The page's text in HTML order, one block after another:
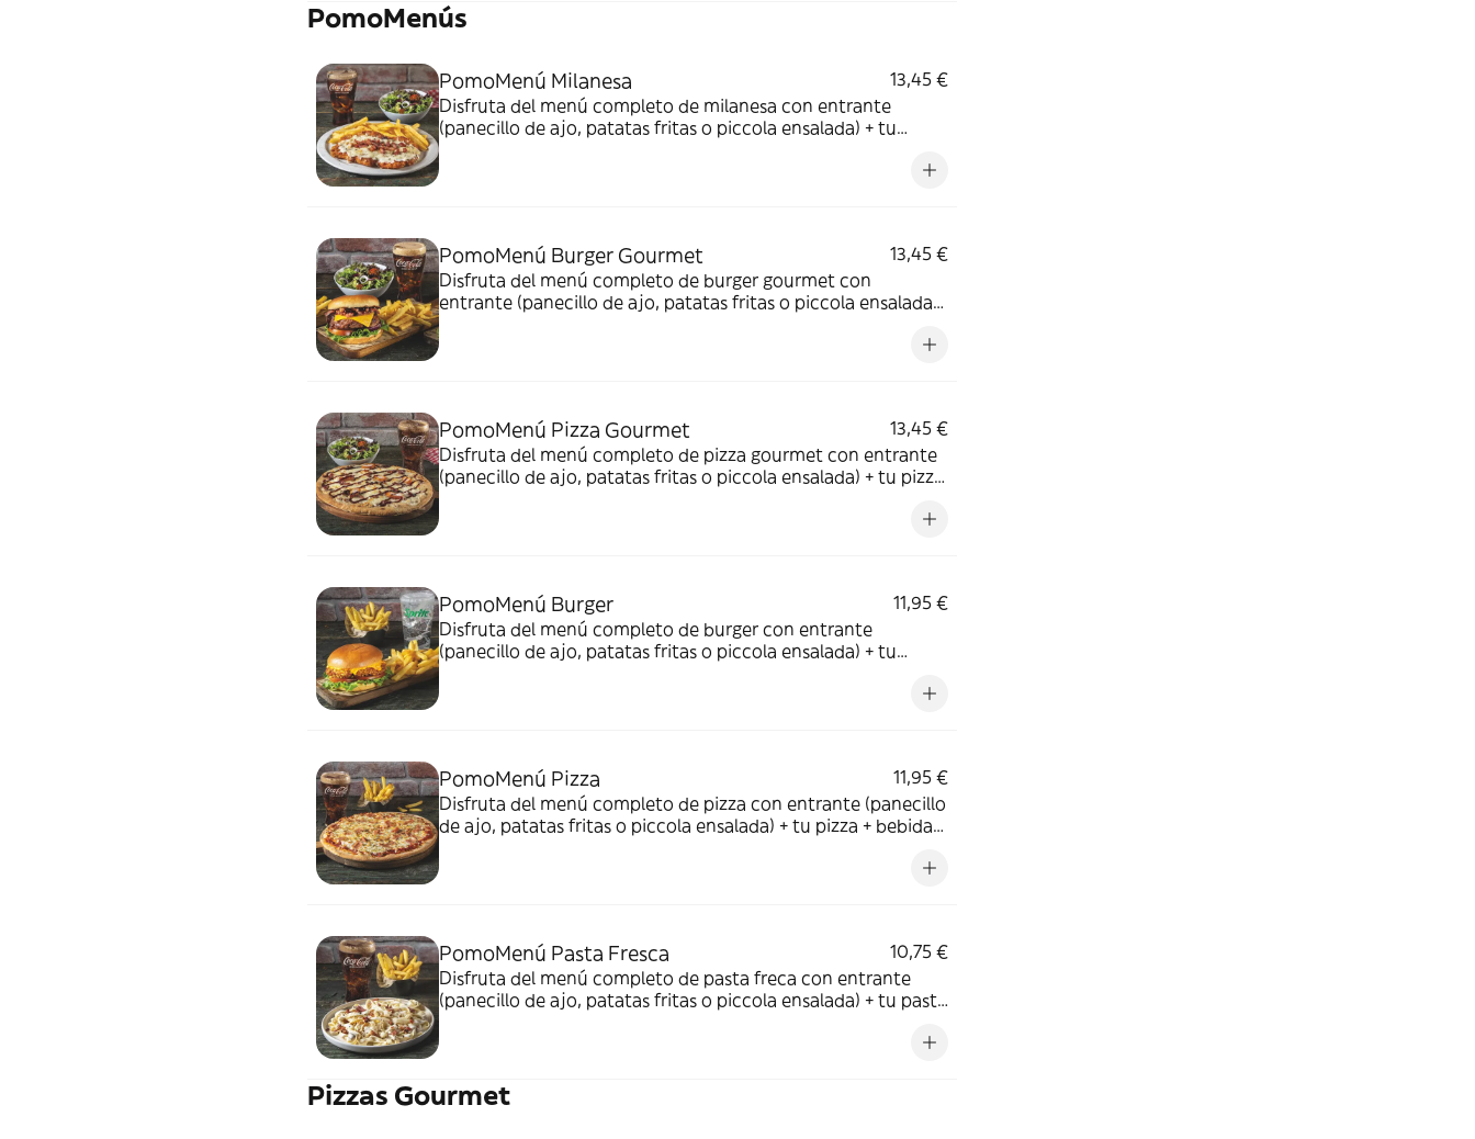
PomoMenús
PomoMenú Milanesa
13,45 €
Disfruta del menú completo de milanesa con entrante
(panecillo de ajo, patatas fritas o piccola ensalada) + tu
PomoMenú Burger Gourmet
13,45 €
Disfruta del menú completo de burger gourmet con
entrante (panecillo de ajo, patatas fritas o piccola ensalada)
PomoMenú Pizza Gourmet
13,45 €
Disfruta del menú completo de pizza gourmet con entrante
(panecillo de ajo, patatas fritas o piccola ensalada) + tu pizza
PomoMenú Burger
11,95 €
Disfruta del menú completo de burger con entrante
(panecillo de ajo, patatas fritas o piccola ensalada) + tu
PomoMenú Pizza
11,95 €
Disfruta del menú completo de pizza con entrante (panecillo
de ajo, patatas fritas o piccola ensalada) + tu pizza + bebida;
PomoMenú Pasta Fresca
10,75 €
Disfruta del menú completo de pasta freca con entrante
(panecillo de ajo, patatas fritas o piccola ensalada) + tu pasta
Pizzas Gourmet